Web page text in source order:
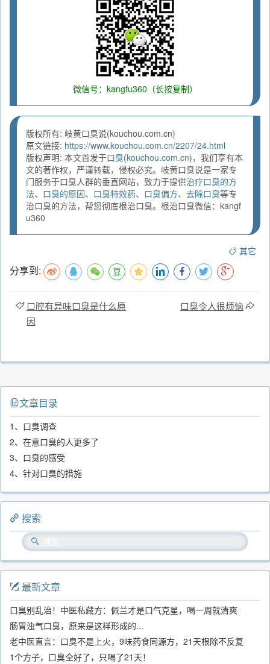
微信号：kangfu360（长按复制）
版权所有: 岐黄口臭说(kouchou.com.cn)
原文链接: https://www.kouchou.com.cn/2207/24.html
版权声明: 本文首发于口臭(kouchou.com.cn)，我们享有本
文的著作权，严谨转载，侵权必究。岐黄口臭说是一家专
门服务于口臭人群的垂直网站，致力于提供治疗口臭的方
法、 口臭的原因、 口臭特效药、 口臭偏方、 去除口臭等专
治口臭的方法，帮您彻底根治口臭。根治口臭微信：kangf
u360
其它
分享到:
口腔有异味口臭是什么原
因
口臭令人很烦恼
文章目录
1、口臭调查
2、在意口臭的人更多了
3、口臭的感受
4、针对口臭的措施
搜索
最新文章
口臭别乱治！中医私藏方：佩兰才是口气克星，喝一周就清爽
肠胃浊气口臭，原来是这样形成的...
老中医直言：口臭不是上火，9味药食同源方，21天根除不反复
1个方子，口臭全好了，只喝了21天！